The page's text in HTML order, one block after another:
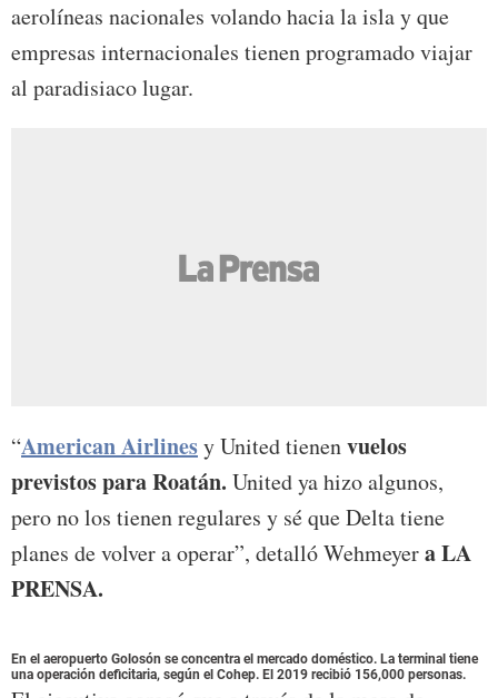
aerolíneas nacionales volando hacia la isla y que
empresas internacionales tienen programado viajar
al paradisiaco lugar.
“American Airlinesy United tienenvuelos
previstos para Roatán. United ya hizo algunos,
pero no los tienen regulares y sé que Delta tiene
planes de volver a operar”, detalló Wehmeyera LA
PRENSA.
En el aeropuerto Golosón se concentra el mercado doméstico. La terminal tiene
una operación deficitaria, según el Cohep. El 2019 recibió 156,000 personas.